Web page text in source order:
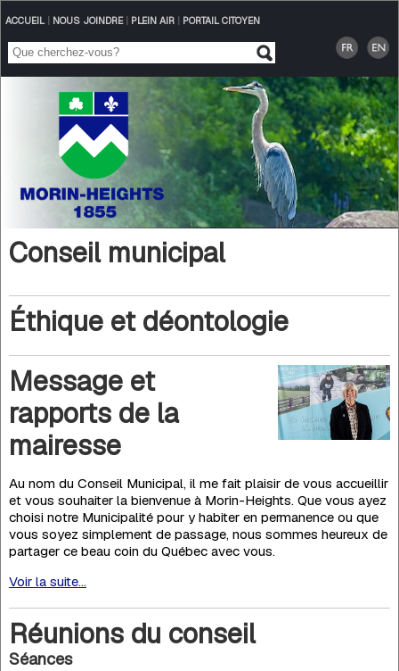
ACCUEIL| NOUS JOINDRE| PLEIN AIR| PORTAIL CITOYEN
Conseil municipal
Éthique et déontologie
Message et
rapports de la
mairesse
Au nom du Conseil Municipal, il me fait plaisir de vous accueillir
et vous souhaiter la bienvenue à Morin-Heights. Que vous ayez
choisi notre Municipalité pour y habiter en permanence ou que
vous soyez simplement de passage, nous sommes heureux de
partager ce beau coin du Québec avec vous.
Voir la suite...
Réunions du conseil
Séances